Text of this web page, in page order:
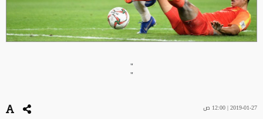
"
"
2019-01-27 | 12:00 ص